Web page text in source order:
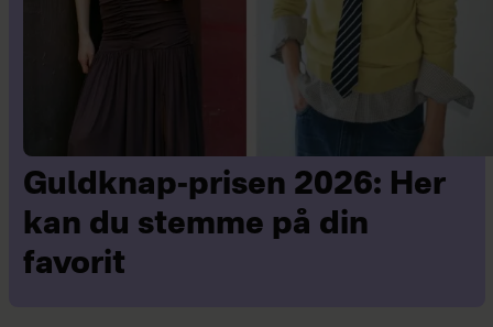
Guldknap-prisen 2026: Her
kan du stemme på din
favorit